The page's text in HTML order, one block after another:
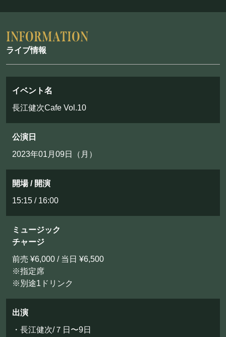
FOOD&DRINK
フード&ドリンク
PRIVATE
貸切パーティー・ホールレンタル
BOOKING
よくある質問
ライブ情報
イベント名
長江健次Cafe Vol.10
公演日
2023年01月09日（月）
開場 / 開演
15:15 / 16:00
ミュージック
チャージ
前売 ¥6,000 / 当日 ¥6,500
※指定席
※別途1ドリンク
出演
・長江健次/７日〜9日